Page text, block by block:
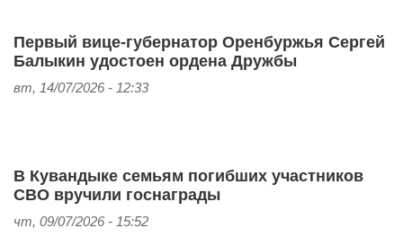
Первый вице‑губернатор Оренбуржья Сергей
Балыкин удостоен ордена Дружбы
вт, 14/07/2026 - 12:33
В Кувандыке семьям погибших участников
СВО вручили госнаграды
чт, 09/07/2026 - 15:52